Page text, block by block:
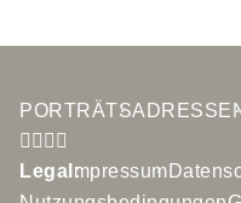
PORTRÄTS
Legal:Impressum